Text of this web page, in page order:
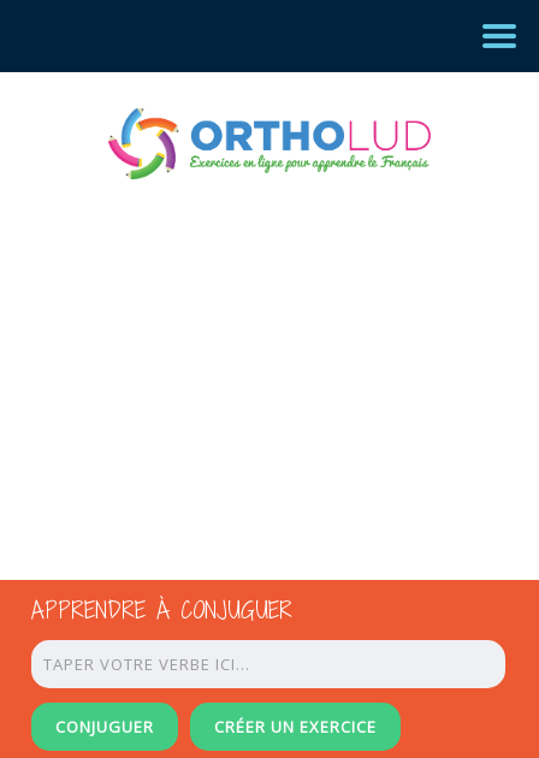
APPRENDRE À CONJUGUER
CONJUGUER CRÉER UN EXERCICE